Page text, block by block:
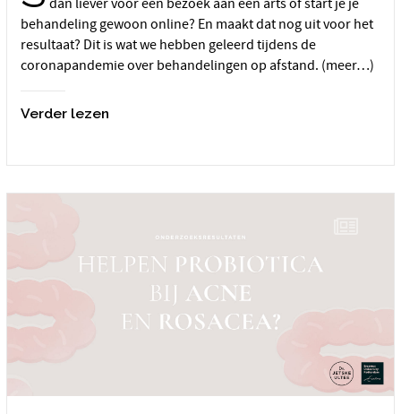
dan liever voor een bezoek aan een arts of start je je
behandeling gewoon online? En maakt dat nog uit voor het
resultaat? Dit is wat we hebben geleerd tijdens de
coronapandemie over behandelingen op afstand. (meer…)
Verder lezen